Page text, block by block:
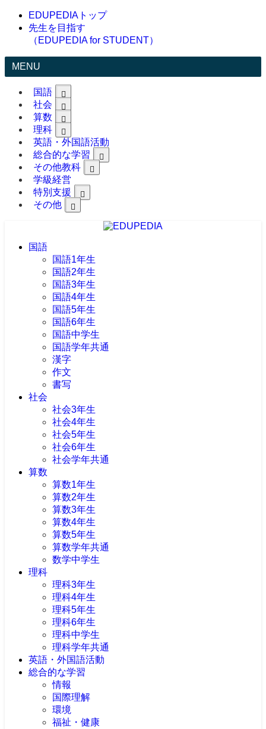
EDUPEDIAトップ
先生を目指す
（EDUPEDIA for STUDENT）
MENU
国語
社会
算数
理科
英語・外国語活動
総合的な学習
その他教科
学級経営
特別支援
その他
国語
国語1年生
国語2年生
国語3年生
国語4年生
国語5年生
国語6年生
国語中学生
国語学年共通
漢字
作文
書写
社会
社会3年生
社会4年生
社会5年生
社会6年生
社会学年共通
算数
算数1年生
算数2年生
算数3年生
算数4年生
算数5年生
算数学年共通
数学中学生
理科
理科3年生
理科4年生
理科5年生
理科6年生
理科中学生
理科学年共通
英語・外国語活動
総合的な学習
情報
国際理解
環境
福祉・健康